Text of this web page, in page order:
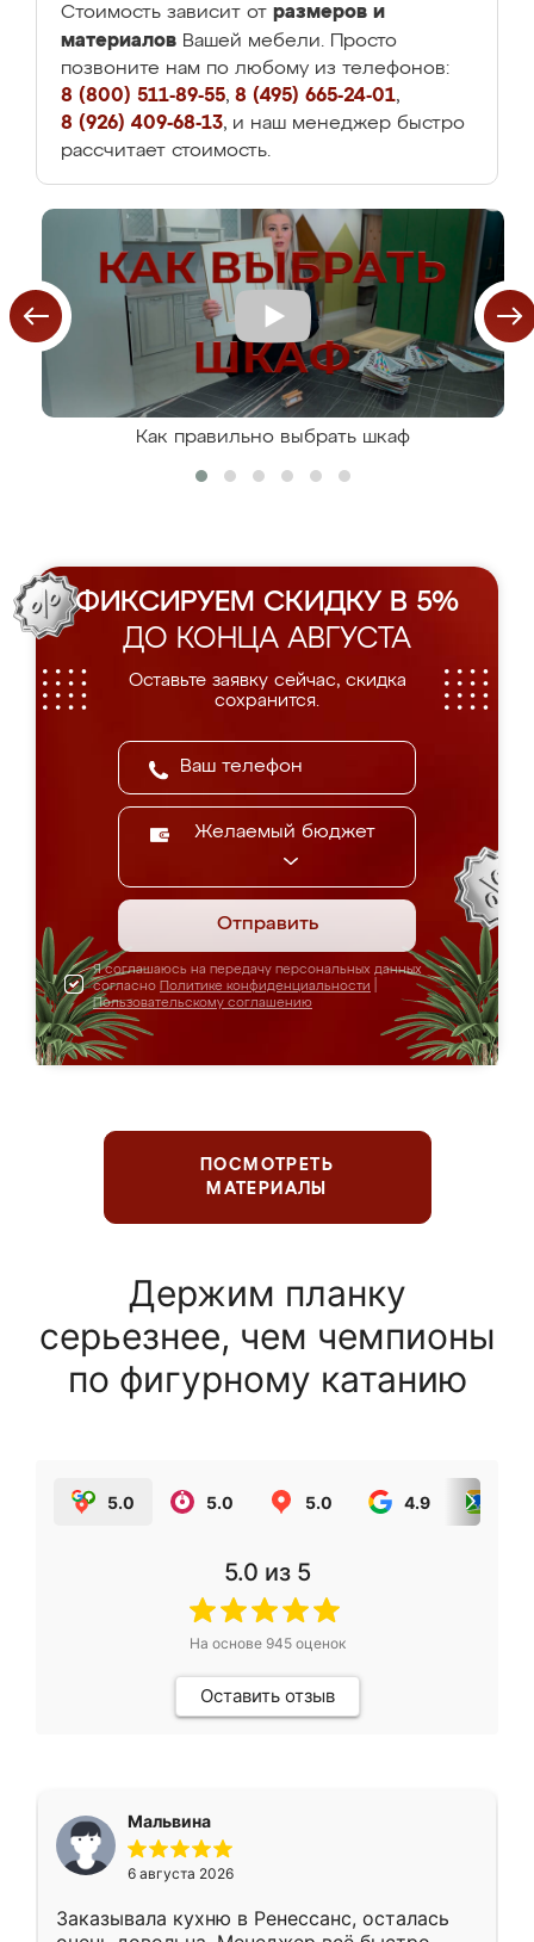
Стоимость зависит от размеров и
материалов Вашей мебели. Просто
позвоните нам по любому из телефонов:
8 (800) 511-89-55, 8 (495) 665-24-01,
8 (926) 409-68-13, и наш менеджер быстро
рассчитает стоимость.
Как правильно выбрать шкаф
ФИКСИРУЕМ СКИДКУ В 5%
ДО КОНЦА АВГУСТА
Оставьте заявку сейчас, скидка
сохранится.
Желаемый бюджет
Отправить
Я соглашаюсь на передачу персональных данных
согласно Политике конфиденциальности
Пользовательскому соглашению
ПОСМОТРЕТЬ
МАТЕРИАЛЫ
Держим планку
серьезнее, чем чемпионы
по фигурному катанию
5.0 5.0 5.0 4.9
5.0 из 5
На основе 945оценок
Оставить отзыв
Мальвина
6 августа 2026
Заказывала кухню в Ренессанс, осталась